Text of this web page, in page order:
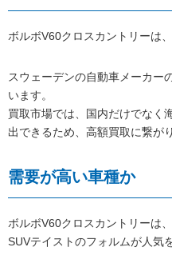
ボルボV60クロスカントリーは
スウェーデンの自動車メーカー
います。
買取市場では、国内だけでなく
出できるため、高額買取に繋が
需要が高い車種か
ボルボV60クロスカントリーは
SUVテイストのフォルムが人気